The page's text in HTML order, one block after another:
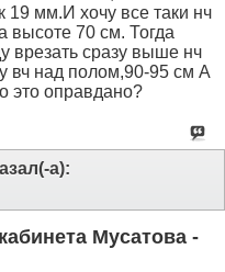
19 мм.И хочу все таки нч
высоте 70 см. Тогда
врезать сразу выше нч
вч над полом,90-95 см А
это оправдано?
а):
Мусатова -